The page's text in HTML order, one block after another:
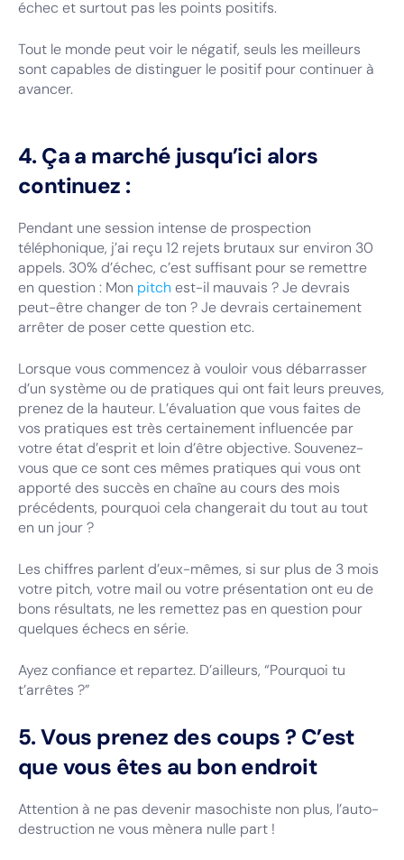
échec et surtout pas les points positifs.
Tout le monde peut voir le négatif, seuls les meilleurs
sont capables de distinguer le positif pour continuer à
avancer.
4. Ça a marché jusqu’ici alors
continuez :
Pendant une session intense de prospection
téléphonique, j’ai reçu 12 rejets brutaux sur environ 30
appels. 30% d’échec, c’est suffisant pour se remettre
en question : Mon pitch est-il mauvais ? Je devrais
peut-être changer de ton ? Je devrais certainement
arrêter de poser cette question etc.
Lorsque vous commencez à vouloir vous débarrasser
d’un système ou de pratiques qui ont fait leurs preuves,
prenez de la hauteur. L’évaluation que vous faites de
vos pratiques est très certainement influencée par
votre état d’esprit et loin d’être objective. Souvenez-
vous que ce sont ces mêmes pratiques qui vous ont
apporté des succès en chaîne au cours des mois
précédents, pourquoi cela changerait du tout au tout
en un jour ?
Les chiffres parlent d’eux-mêmes, si sur plus de 3 mois
votre pitch, votre mail ou votre présentation ont eu de
bons résultats, ne les remettez pas en question pour
quelques échecs en série.
Ayez confiance et repartez. D’ailleurs, “Pourquoi tu
t’arrêtes ?”
5. Vous prenez des coups ? C’est
que vous êtes au bon endroit
Attention à ne pas devenir masochiste non plus, l’auto-
destruction ne vous mènera nulle part !